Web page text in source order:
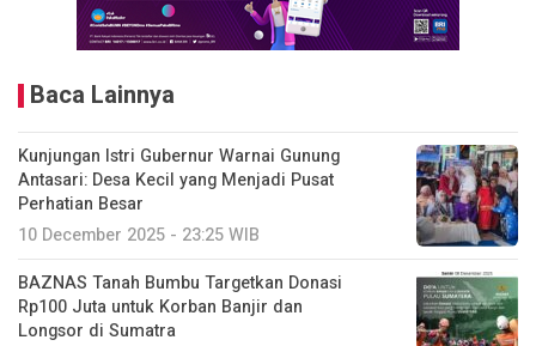
Baca Lainnya
Kunjungan Istri Gubernur Warnai Gunung
Antasari: Desa Kecil yang Menjadi Pusat
Perhatian Besar
10 December 2025 - 23:25 WIB
BAZNAS Tanah Bumbu Targetkan Donasi
Rp100 Juta untuk Korban Banjir dan
Longsor di Sumatra